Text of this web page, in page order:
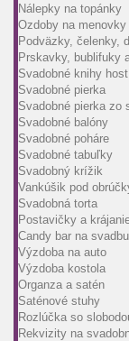
Nálepky na topánky
Ozdoby na
Podväzky, čelenky,
Prskavky, bublifuky
Svadobné knihy
Svadobné pierka
Svadobné pierka zo
Svadobné balóny
Svadobné poháre
Svadobné tabuľky
Svadobný krížik
Vankúšik pod
Svadobná torta
Postavičky a
Candy bar na svadbu
Výzdoba na auto
Výzdoba kostola
Organza a satén
Saténové stuhy
Rozlúčka so
Rekvizity na